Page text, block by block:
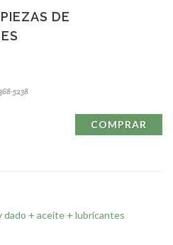
DE
5238
COMPRAR